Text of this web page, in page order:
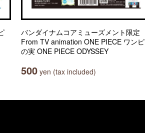
バンダイナムコアミューズメント限定
From TV animation ONE PIECE ワンピ
の実 ONE PIECE ODYSSEY
500 yen (tax included)